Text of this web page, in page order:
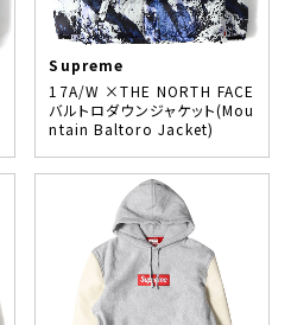
Supreme
17A/W ×THE NORTH FACE
バルトロダウンジャケット(Mou
ntain Baltoro Jacket)